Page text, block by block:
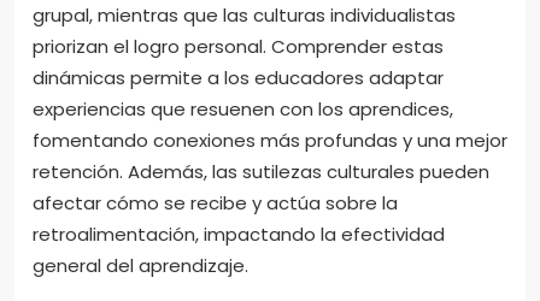
grupal, mientras que las culturas individualistas
priorizan el logro personal. Comprender estas
dinámicas permite a los educadores adaptar
experiencias que resuenen con los aprendices,
fomentando conexiones más profundas y una mejor
retención. Además, las sutilezas culturales pueden
afectar cómo se recibe y actúa sobre la
retroalimentación, impactando la efectividad
general del aprendizaje.